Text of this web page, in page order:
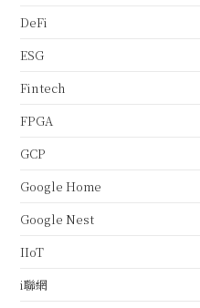
DeFi
ESG
Fintech
FPGA
GCP
Google Home
Google Nest
IIoT
i聯網